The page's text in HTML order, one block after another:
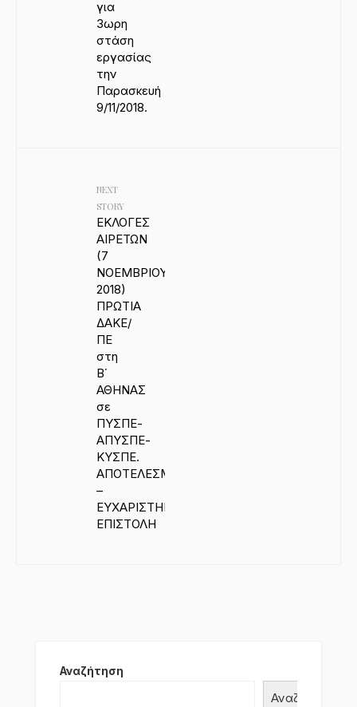
για
3ωρη
στάση
εργασίας
την
Παρασκευή
9/11/2018.
NEXT
STORY
ΕΚΛΟΓΕΣ
ΑΙΡΕΤΩΝ
(7
ΝΟΕΜΒΡΙΟΥ
2018)
ΠΡΩΤΙΑ
ΔΑΚΕ/
ΠΕ
στη
Β΄
ΑΘΗΝΑΣ
σε
ΠΥΣΠΕ-
ΑΠΥΣΠΕ-
ΚΥΣΠΕ.
ΑΠΟΤΕΛΕΣΜΑΤΑ
–
ΕΥΧΑΡΙΣΤΗΡΙΑ
ΕΠΙΣΤΟΛΗ
Αναζήτηση
Αναζήτηση